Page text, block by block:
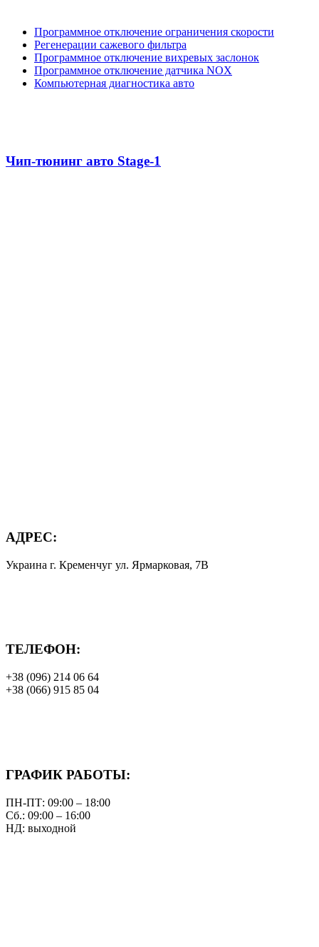
Программное отключение ограничения скорости
Регенерации сажевого фильтра
Программное отключение вихревых заслонок
Программное отключение датчика NOX
Компьютерная диагностика авто
Чип-тюнинг авто Stage-1
АДРЕС:
Украина г. Кременчуг ул. Ярмарковая, 7В
ТЕЛЕФОН:
+38 (096) 214 06 64
+38 (066) 915 85 04
ГРАФИК РАБОТЫ:
ПН-ПТ: 09:00 – 18:00
Сб.: 09:00 – 16:00
НД: выходной